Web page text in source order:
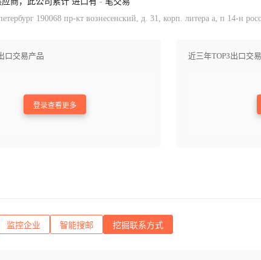
190068 пр-кт вознесенский, д. 31, корп. литера а, п 14-н
口交易产品
登录查看更多
近三年TOP3出口交
监控企业 智能搜邮 挖掘联系方式